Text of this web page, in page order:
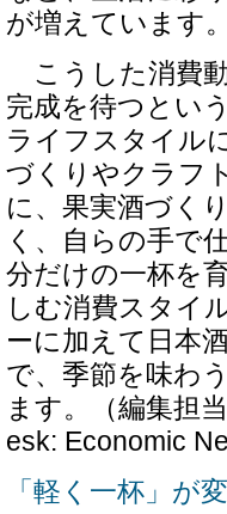
が増えています。
こうした消費
完成を待つとい
ライフスタイル
づくりやクラフ
に、果実酒づく
く、自らの手で
分だけの一杯を
しむ消費スタイ
ーに加えて日本
で、季節を味わ
ます。（編集担
esk: Economic
「軽く一杯」が